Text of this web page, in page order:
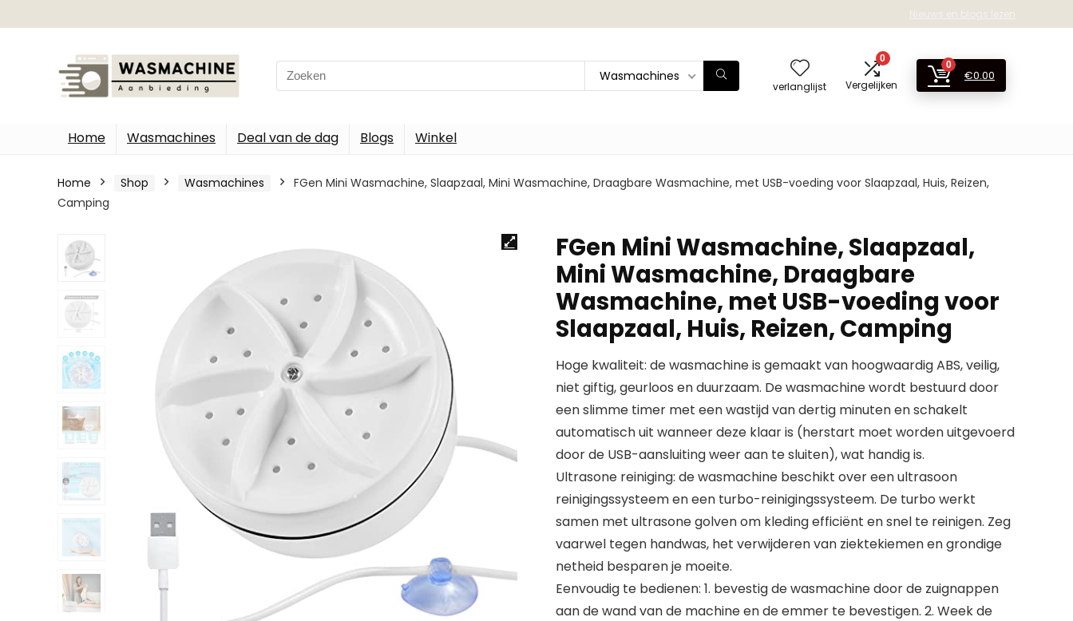
Nieuws en blogs lezen
Search
for:
Wasmachines
verlanglijst
0
Vergelijken
0
€0.00
Home Wasmachines Deal van de dag Blogs Winkel
Home Shop Wasmachines
FGen Mini Wasmachine, Slaapzaal, Mini Wasmachine, Draagbare Wasmachine, met USB-voeding voor Slaapzaal, Huis, Reizen,
Camping
FGen Mini Wasmachine, Slaapzaal,
Mini Wasmachine, Draagbare
Wasmachine, met USB-voeding voor
Slaapzaal, Huis, Reizen, Camping
Hoge kwaliteit: de wasmachine is gemaakt van hoogwaardig ABS, veilig,
niet giftig, geurloos en duurzaam. De wasmachine wordt bestuurd door
een slimme timer met een wastijd van dertig minuten en schakelt
automatisch uit wanneer deze klaar is (herstart moet worden uitgevoerd
door de USB-aansluiting weer aan te sluiten), wat handig is.
Ultrasone reiniging: de wasmachine beschikt over een ultrasoon
reinigingssysteem en een turbo-reinigingssysteem. De turbo werkt
samen met ultrasone golven om kleding efficiënt en snel te reinigen. Zeg
vaarwel tegen handwas, het verwijderen van ziektekiemen en grondige
netheid besparen je moeite.
Eenvoudig te bedienen: 1. bevestig de wasmachine door de zuignappen
aan de wand van de machine en de emmer te bevestigen. 2. Week de